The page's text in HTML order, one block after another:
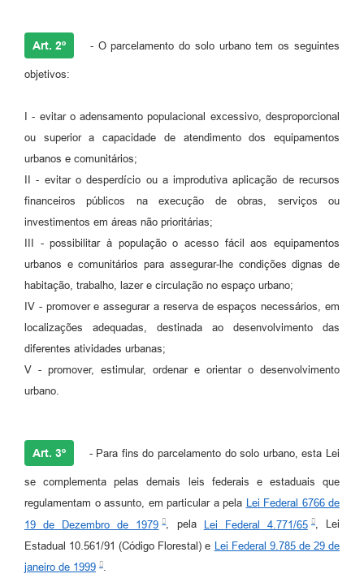
Art. 2º - O parcelamento do solo urbano tem os seguintes
objetivos:
I - evitar o adensamento populacional excessivo, desproporcional
ou superior a capacidade de atendimento dos equipamentos
urbanos e comunitários;
II - evitar o desperdício ou a improdutiva aplicação de recursos
financeiros públicos na execução de obras, serviços ou
investimentos em áreas não prioritárias;
III - possibilitar à população o acesso fácil aos equipamentos
urbanos e comunitários para assegurar-lhe condições dignas de
habitação, trabalho, lazer e circulação no espaço urbano;
IV - promover e assegurar a reserva de espaços necessários, em
localizações adequadas, destinada ao desenvolvimento das
diferentes atividades urbanas;
V - promover, estimular, ordenar e orientar o desenvolvimento
urbano.
Art. 3º - Para fins do parcelamento do solo urbano, esta Lei
se complementa pelas demais leis federais e estaduais que
regulamentam o assunto, em particular a pela Lei Federal 6766 de
19 de Dezembro de 1979
, pela Lei Federal 4.771/65 , Lei
Estadual 10.561/91 (Código Florestal) e Lei Federal 9.785 de 29 de
janeiro de 1999